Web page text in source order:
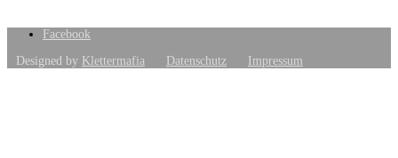
Facebook
Designed by Klettermafia Datenschutz Impressum